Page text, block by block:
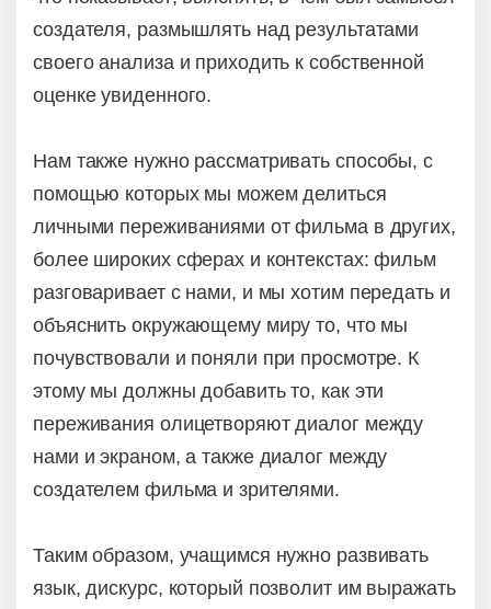
создателя, размышлять над результатами
своего анализа и приходить к собственной
оценке увиденного.
Нам также нужно рассматривать способы, с
помощью которых мы можем делиться
личными переживаниями от фильма в других,
более широких сферах и контекстах: фильм
разговаривает с нами, и мы хотим передать и
объяснить окружающему миру то, что мы
почувствовали и поняли при просмотре. К
этому мы должны добавить то, как эти
переживания олицетворяют диалог между
нами и экраном, а также диалог между
создателем фильма и зрителями.
Таким образом, учащимся нужно развивать
язык, дискурс, который позволит им выражать